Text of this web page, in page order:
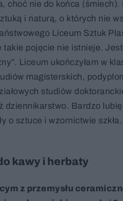
choć nie do końca (śmiech).
i naturą, o których nie
Liceum Sztuk
takie pojęcie nie istnieje.
Liceum ukończyłam w
magisterskich,
studiów
dziennikarstwo. Bardzo
o sztuce i wzornictwie
kawy i herbaty
z przemysłu